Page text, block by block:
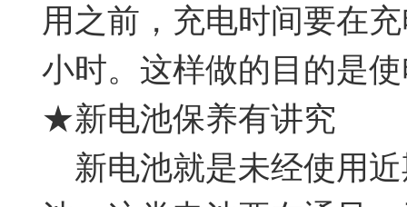
用之前，充电时间要在
小时。这样做的目的是
★新电池保养有讲究
新电池就是未经使用